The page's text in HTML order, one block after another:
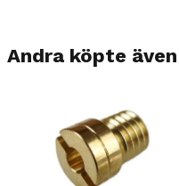
Andra köpte även